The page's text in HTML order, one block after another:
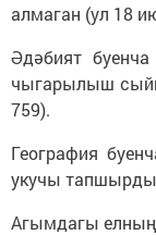
алмаган (ул 18
Әдәбият
чыгарылыш
759).
География
укучы тапшырды
Агымдагы